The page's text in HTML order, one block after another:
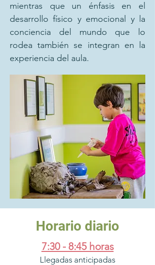
mientras que un énfasis en el
desarrollo físico y emocional y la
conciencia del mundo que lo
rodea también se integran en la
experiencia del aula.
Horario diario
7:30 - 8:45 horas
Llegadas anticipadas